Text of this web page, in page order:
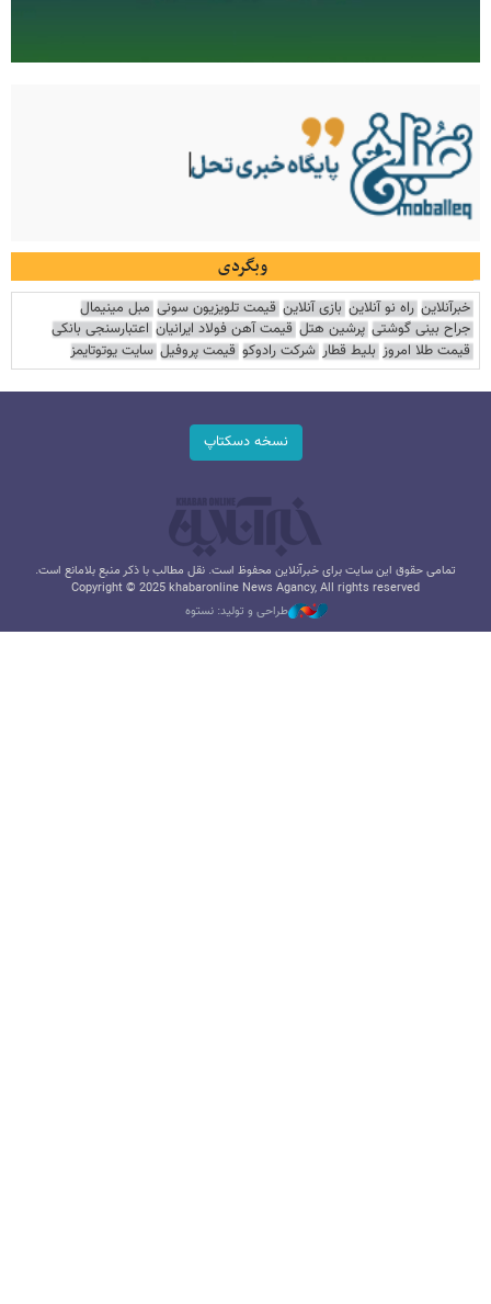
وبگردی
خبرآنلاین راه نو آنلاین بازی آنلاین قیمت تلویزیون سونی مبل مینیمال
جراح بینی گوشتی پرشین هتل قیمت آهن فولاد ایرانیان اعتبارسنجی بانکی
قیمت طلا امروز بلیط قطار شرکت رادوکو قیمت پروفیل سایت یوتوتایمز
نسخه دسکتاپ
تمامی حقوق این سایت برای خبرآنلاین محفوظ است. نقل مطالب با ذکر منبع بلامانع است.
Copyright © 2025 khabaronline News Agancy, All rights reserved
طراحی و تولید: نستوه